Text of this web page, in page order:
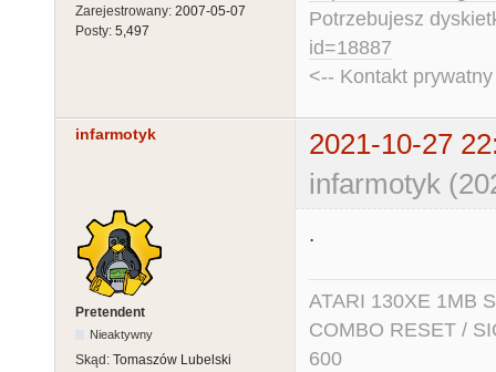
Zarejestrowany: 2007-05-07
Posty: 5,497
Potrzebujesz
id=18887
<-- Kontakt
infarmotyk
2021-10-27
infarmotyk
Pretendent
Nieaktywny
Skąd: Tomaszów Lubelski
.
ATARI 130XE 1MB
COMBO RESET /
600